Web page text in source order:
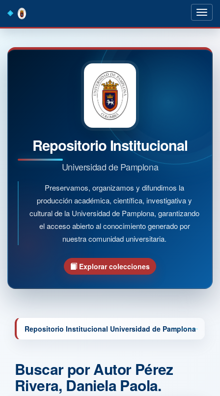
navigation
Repositorio Institucional
Universidad de Pamplona
Preservamos, organizamos y difundimos la
producción académica, científica, investigativa y
cultural de la Universidad de Pamplona, garantizando
el acceso abierto al conocimiento generado por
nuestra comunidad universitaria.
Explorar colecciones
Repositorio Institucional Universidad de Pamplona
Buscar por Autor Pérez
Rivera, Daniela Paola.